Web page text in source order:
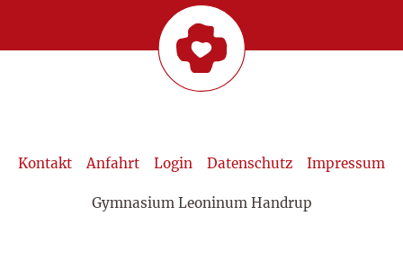
Kontakt Anfahrt Login Datenschutz Impressum
Gymnasium Leoninum Handrup